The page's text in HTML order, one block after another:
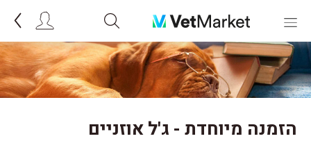
הזמנה מיוחדת - ג'ל אוזניים